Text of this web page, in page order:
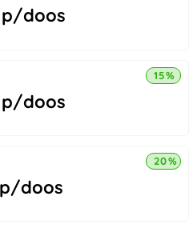
p/doos
p/doos
15%
p/doos
20%